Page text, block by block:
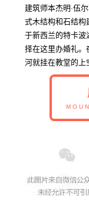
建筑师本杰明·伍
式木结构和石结
于新西兰的特卡
择在这里办婚礼
河就挂在教堂的上